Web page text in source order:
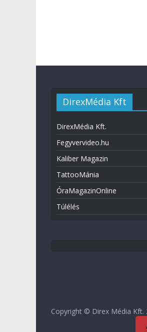
DirexMédia Kft
DirexMédia Kft.
Fegyvervideo.hu
Kaliber Magazin
TattooMánia
ÓraMagazinOnline
Túlélés
Copyright © Direx Média Kft.